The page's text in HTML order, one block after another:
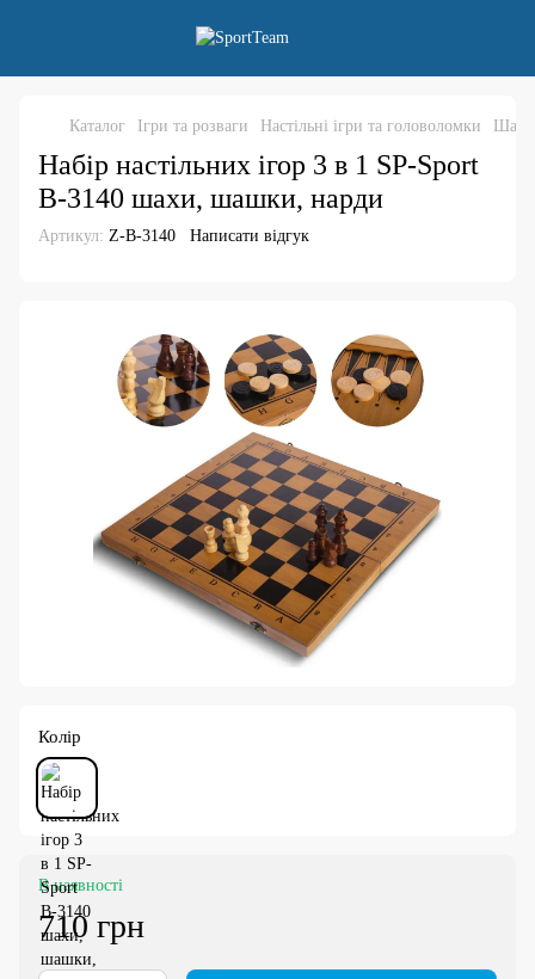
Каталог Ігри та розваги Настільні ігри та головоломки
Набір настільних ігор 3 в 1 SP-Sport
B-3140 шахи, шашки, нарди
Артикул: Z-B-3140 Написати відгук
Колір
В наявності
710 грн